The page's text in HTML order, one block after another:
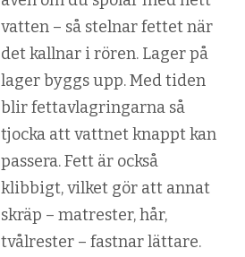
vatten – så stelnar fettet när
det kallnar i rören. Lager på
lager byggs upp. Med tiden
blir fettavlagringarna så
tjocka att vattnet knappt kan
passera. Fett är också
klibbigt, vilket gör att annat
skräp – matrester, hår,
tvålrester – fastnar lättare.